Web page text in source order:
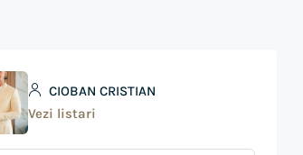
CIOBAN CRISTIAN
Vezi listari